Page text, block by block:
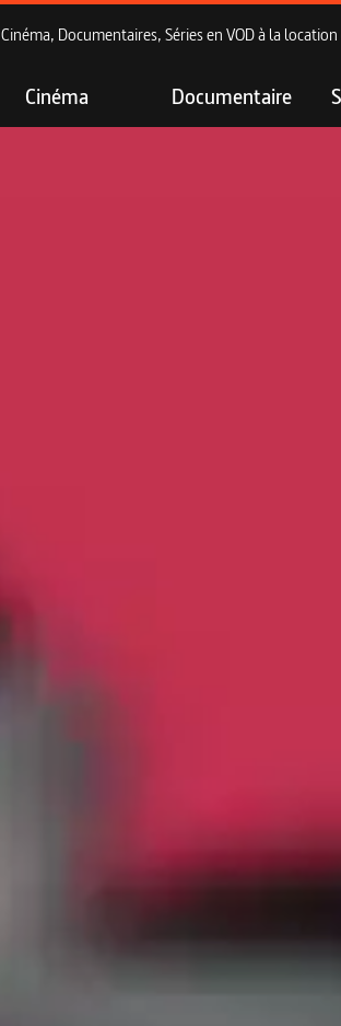
Cinéma, Documentaires, Séries en VOD à la location
Cinéma Documentaire